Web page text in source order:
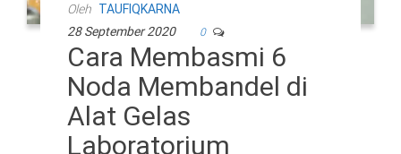
Oleh TAUFIQKARNA
28 September 2020
0
Cara Membasmi 6
Noda Membandel di
Alat Gelas
Laboratorium